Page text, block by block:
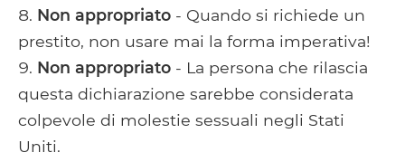
Non appropriato - Quando si richiede un
prestito, non usare mai la forma imperativa!
Non appropriato - La persona che rilascia
questa dichiarazione sarebbe considerata
colpevole di molestie sessuali negli Stati
Uniti.